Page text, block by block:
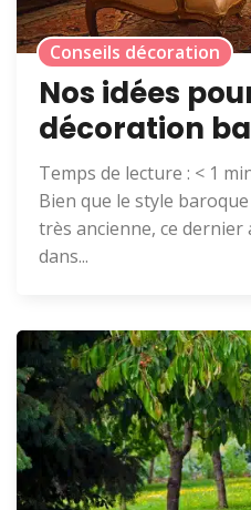
Conseils décoration
Nos idées
décoration
Temps de lecture : < 1
Bien que le style
très ancienne, ce
dans...